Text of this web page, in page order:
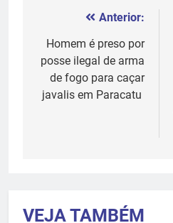
Navegação
de
Post
Anterior:
Homem é preso por
posse ilegal de arma
de fogo para caçar
javalis em Paracatu
VEJA TAMBÉM